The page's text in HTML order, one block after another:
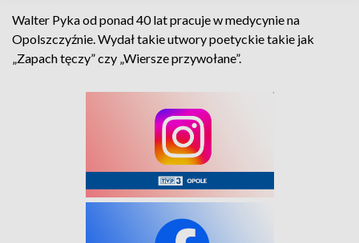
Walter Pyka od ponad 40 lat pracuje w medycynie na
Opolszczyźnie. Wydał takie utwory poetyckie takie jak
„Zapach tęczy” czy „Wiersze przywołane”.